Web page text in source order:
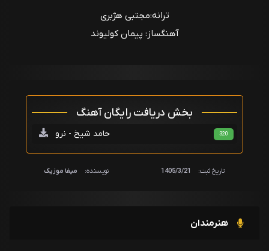
ترانه:مجتبی هژبری
آهنگساز: پیمان کولیوند
بخش دریافت رایگان آهنگ
حامد شیخ - نرو 320
تاریخ ثبت: 1405/3/21 نویسنده: میفا موزیک
هنرمندان